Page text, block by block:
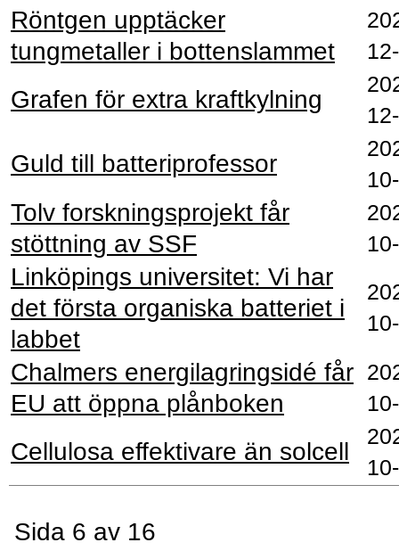
Röntgen upptäcker
tungmetaller i bottenslammet
Grafen för extra kraftkylning
Guld till batteriprofessor
Tolv forskningsprojekt får
stöttning av SSF
Linköpings universitet: Vi har
det första organiska batteriet i
labbet
Chalmers energilagringsidé får
EU att öppna plånboken
Cellulosa effektivare än solcell
Sida 6 av 16